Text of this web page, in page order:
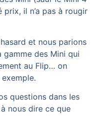
il n’a pas à rougir
et nous parions
gamme des Mini qui
au Flip… on
questions dans les
nous dire ce que